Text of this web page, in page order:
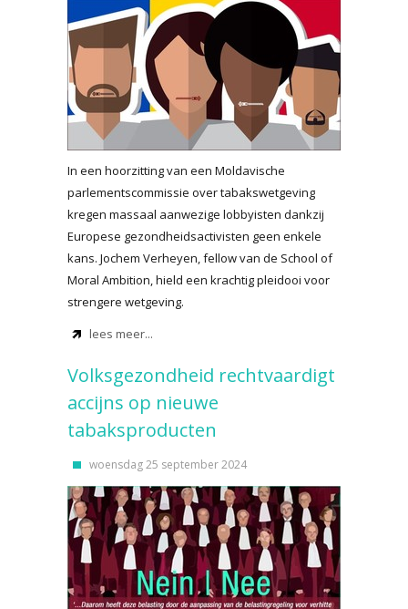
In een hoorzitting van een Moldavische
parlementscommissie over tabakswetgeving
kregen massaal aanwezige lobbyisten dankzij
Europese gezondheidsactivisten geen enkele
kans. Jochem Verheyen, fellow van de School of
Moral Ambition, hield een krachtig pleidooi voor
strengere wetgeving.
lees meer...
Volksgezondheid rechtvaardigt
accijns op nieuwe
tabaksproducten
woensdag 25 september 2024